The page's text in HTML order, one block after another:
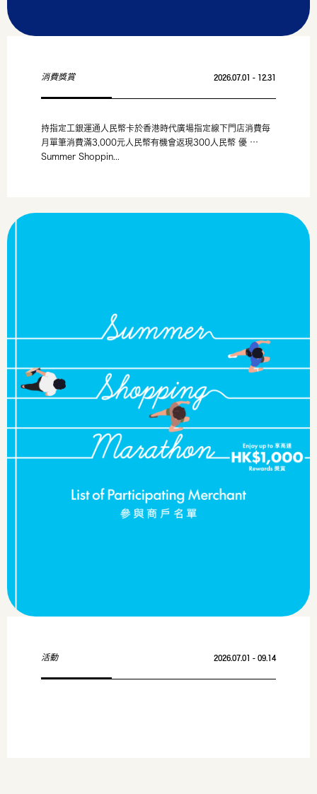
消費獎賞 2026.07.01 - 12.31
持指定工銀運通人民幣卡於香港時代廣場指定線下門店消費每
月單筆消費滿3,000元人民幣有機會返現300人民幣 優 …
Summer Shoppin...
活動 2026.07.01 - 09.14